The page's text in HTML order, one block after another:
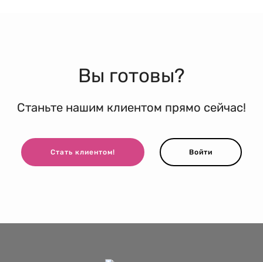
Вы готовы?
Станьте нашим клиентом прямо сейчас!
Стать клиентом! Войти